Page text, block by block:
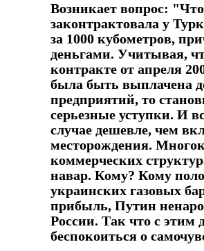
Возникает вопрос:
законтрактовала у
за 1000 кубометров,
деньгами. Учитывая,
контракте от апреля
была быть выплачена
предприятий, то
серьезные уступки. И
случае дешевле, чем
месторождения.
коммерческих
навар. Кому? Кому
украинских газовых
прибыль, Путин
России. Так что с
беспокоиться о